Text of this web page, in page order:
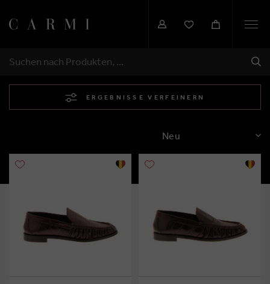
SUCHEN
ERGEBNISSE VERFEINERN
SORTIEREN